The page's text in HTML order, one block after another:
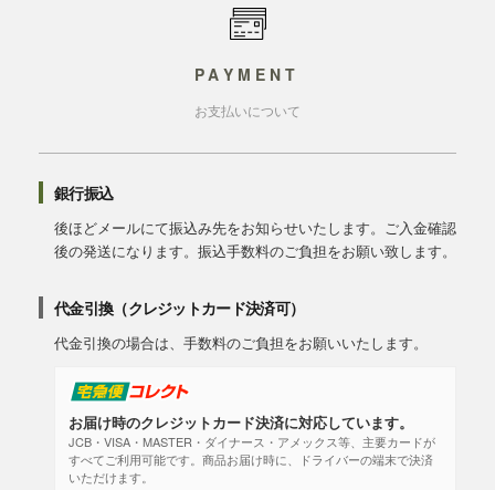
PAYMENT
お支払いについて
銀行振込
後ほどメールにて振込み先をお知らせいたします。ご入金確認
後の発送になります。振込手数料のご負担をお願い致します。
代金引換（クレジットカード決済可）
代金引換の場合は、手数料のご負担をお願いいたします。
お届け時のクレジットカード決済に対応しています。
JCB・VISA・MASTER・ダイナース・アメックス等、主要カードが
すべてご利用可能です。商品お届け時に、ドライバーの端末で決済
いただけます。